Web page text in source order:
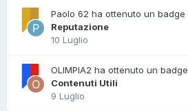
Paolo 62 ha ottenuto un badge
Reputazione
10 Luglio
OLIMPIA2 ha ottenuto un badge
Contenuti Utili
9 Luglio